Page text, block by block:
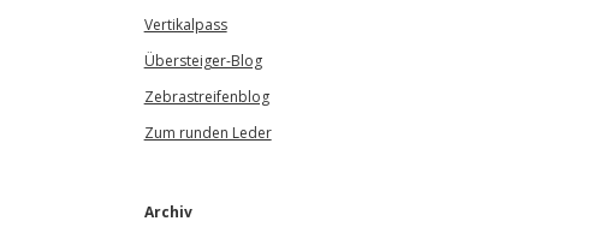
Vertikalpass
Übersteiger-Blog
Zebrastreifenblog
Zum runden Leder
Archiv